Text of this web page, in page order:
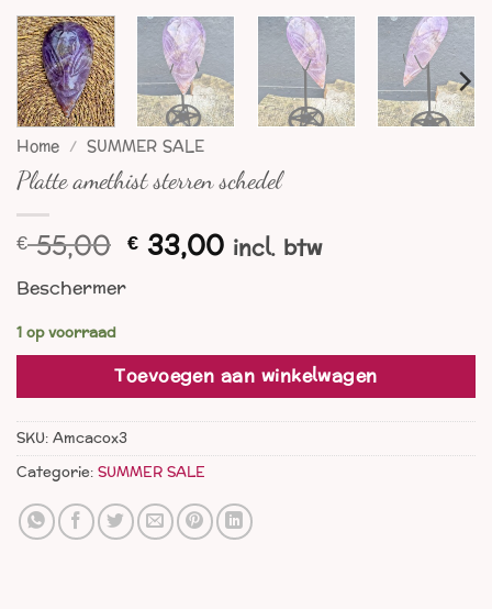
Home / SUMMER SALE
Platte amethist sterren schedel
€55,00 Oorspronkelijke
prijs
€ 33,00Huidige
prijs
incl. btw
Beschermer
1 op voorraad
Toevoegen aan winkelwagen
SKU:Amcacox3
Categorie:SUMMER SALE